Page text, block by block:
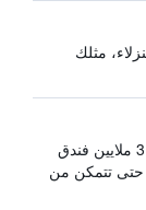
مثلك
يبحث HotelsCombined في أكثر من 3 ملايين فندق
حتى تتمكن من